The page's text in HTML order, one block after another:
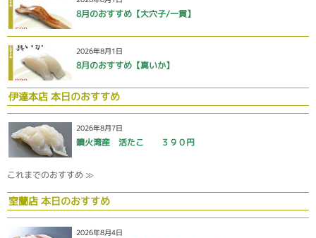
8月のおすすめ【大穴子/一貫】
2026年8月1日
8月のおすすめ【真いか】
伊達本店 本日のおすすめ
2026年8月7日
噴火湾産 活たこ ３９０円
これまでのおすすめ ≫
室蘭店 本日のおすすめ
2026年8月4日